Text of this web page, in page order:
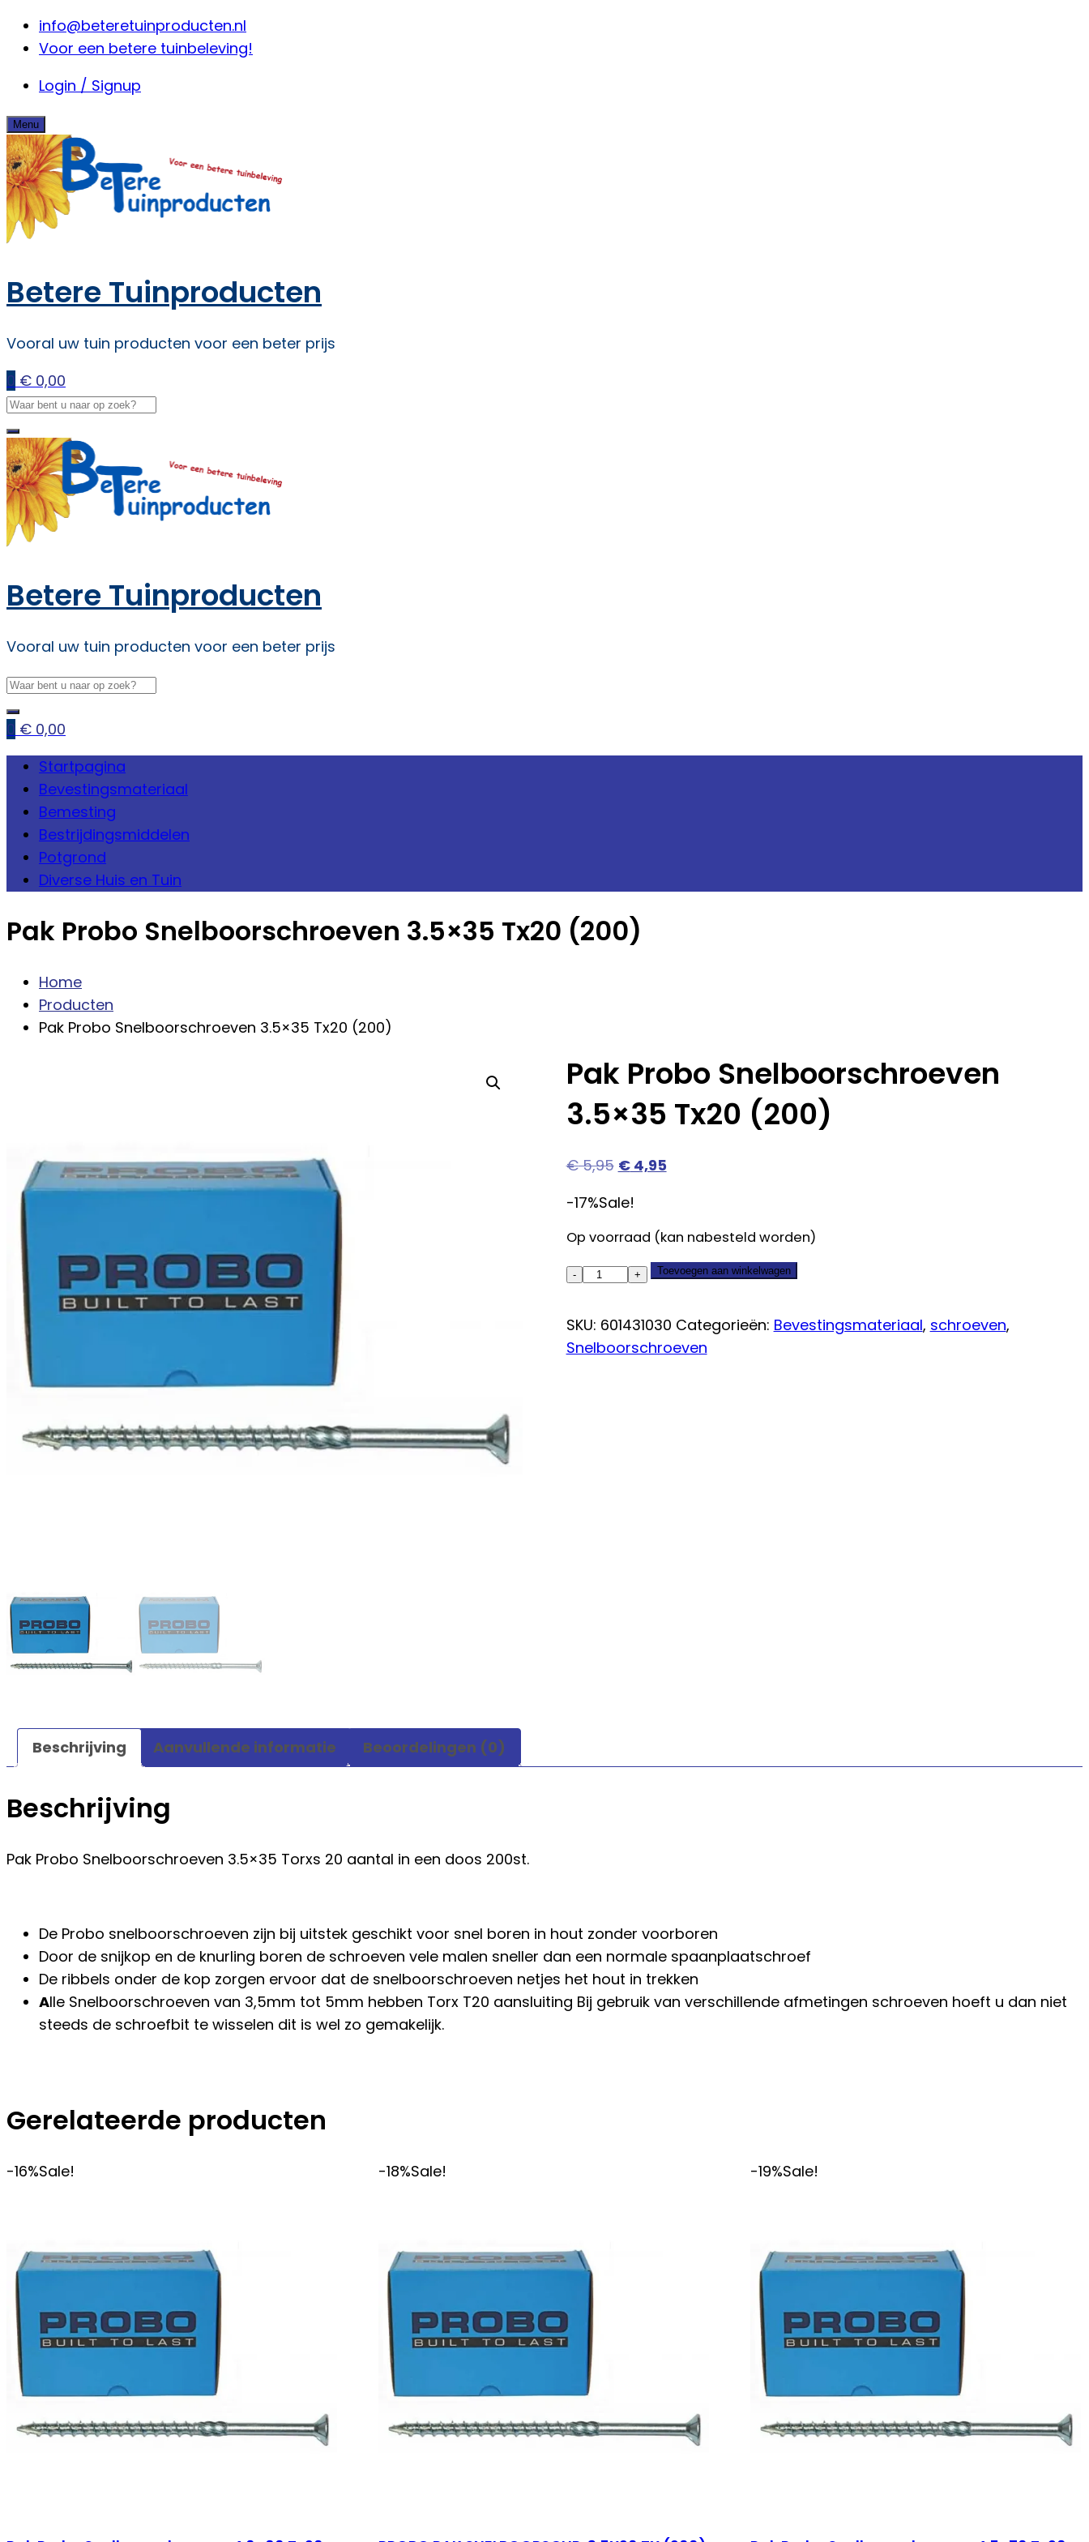
Skip info@beteretuinproducten.nl
Voor een betere tuinbeleving!
Login / Signup
Menu
Betere Tuinproducten
Vooral uw tuin producten voor een beter prijs
0 € 0,00
Betere Tuinproducten
Vooral uw tuin producten voor een beter prijs
0 € 0,00
Startpagina
Bevestingsmateriaal
Bemesting
Bestrijdingsmiddelen
Potgrond
Diverse Huis en Tuin
Pak Probo Snelboorschroeven 3.5×35 Tx20 (200)
Home
Producten
Pak Probo Snelboorschroeven 3.5×35 Tx20 (200)
Pak Probo Snelboorschroeven
3.5×35 Tx20 (200)
€5,95 Oorspronkelijke
was:
€ 5,95.
€4,95Huidige
€ 4,95.
-17%Sale!
Op voorraad (kan nabesteld worden)
Pak
Snelboorschroeven
3.5x35
Toevoegen aan winkelwagen
SKU: 601431030 Categorieën: Bevestingsmateriaal, schroeven,
Snelboorschroeven
Beschrijving Aanvullende informatie Beoordelingen (0)
Beschrijving
Pak Probo Snelboorschroeven 3.5×35 Torxs 20 aantal in een doos 200st.
De Probo snelboorschroeven zijn bij uitstek geschikt voor snel boren in hout zonder voorboren
Door de snijkop en de knurling boren de schroeven vele malen sneller dan een normale spaanplaatschroef
De ribbels onder de kop zorgen ervoor dat de snelboorschroeven netjes het hout in trekken
Alle Snelboorschroeven van 3,5mm tot 5mm hebben Torx T20 aansluiting Bij gebruik van verschillende afmetingen schroeven hoeft u dan niet
steeds de schroefbit te wisselen dit is wel zo gemakelijk.
Gerelateerde producten
-16%Sale! -18%Sale! -19%Sale!